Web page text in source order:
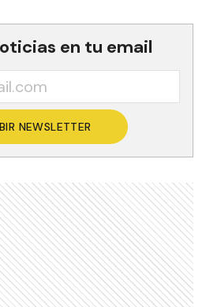
en tu email
NEWSLETTER